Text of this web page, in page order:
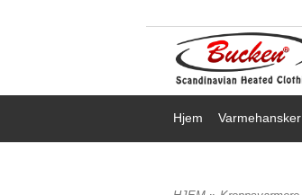
Hjem Varmehansker